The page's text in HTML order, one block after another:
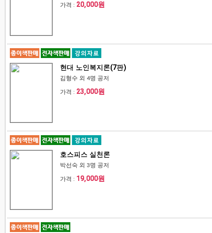
가격 : 20,000원
현대 노인복지론(7판)
김형수 외 4명 공저
가격 : 23,000원
호스피스 실천론
박선숙 외 3명 공저
가격 : 19,000원